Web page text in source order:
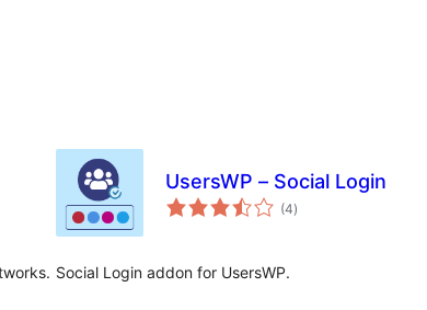
UsersWP – Social Login
(4puntuacions
totals
)
Social Login addon for UsersWP.